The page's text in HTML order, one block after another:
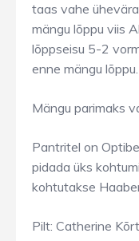
taas vahe
mängu lõppu viis
lõppseisu 5-2
enne mängu lõppu.
Mängu parimaks
Pantritel on
pidada üks
kohtutakse
Pilt: Catherine